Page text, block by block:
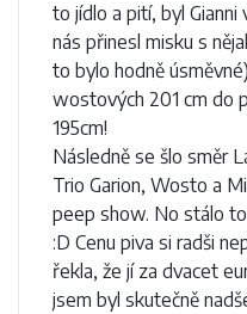
to jídlo a pití, byl Gianni
nás přinesl misku s
to bylo hodně
wostových 201 cm do
195cm!
Následně se šlo směr
Trio Garion, Wosto a
peep show. No stálo
:D Cenu piva si radši
řekla, že jí za dvacet
jsem byl skutečně